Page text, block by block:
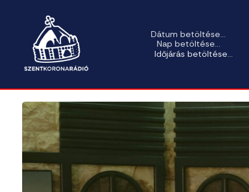
Dátum betöltése...
Nap betöltése...
Időjárás betöltése...